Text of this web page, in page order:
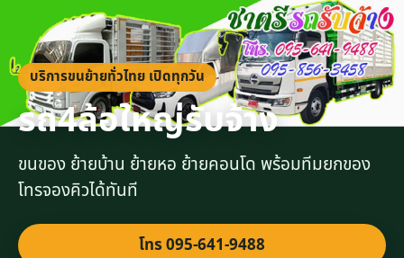
บริการขนย้ายทั่วไทย เปิดทุกวัน
รถ4ล้อใหญ่รับจ้าง
ขนของ ย้ายบ้าน ย้ายหอ ย้ายคอนโด พร้อมทีมยกของ
โทรจองคิวได้ทันที
โทร 095-641-9488